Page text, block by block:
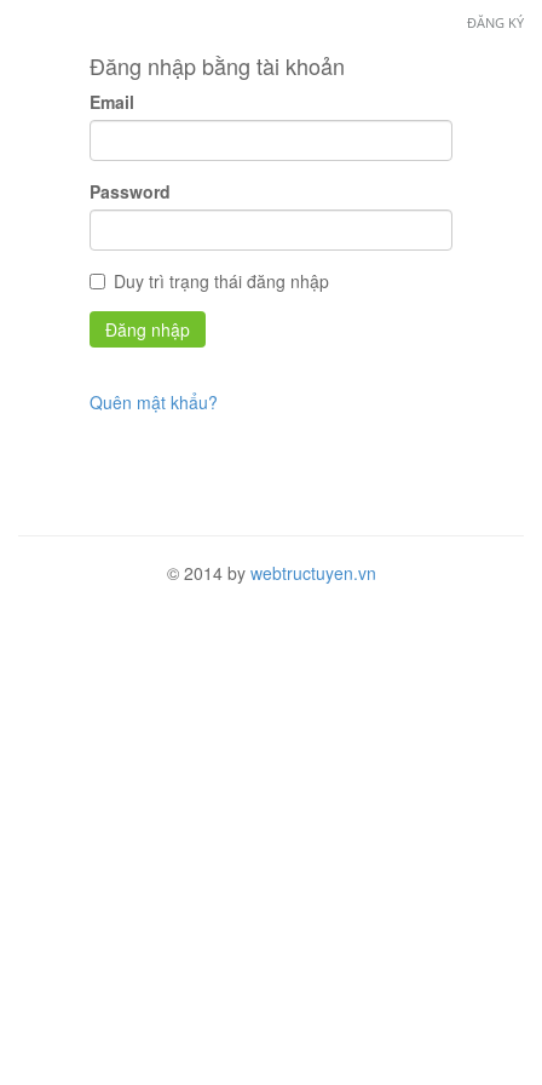
ĐĂNG KÝ
Đăng nhập bằng tài khoản
Email
Password
Duy trì trạng thái đăng nhập
Quên mật khẩu?
© 2014 by webtructuyen.vn